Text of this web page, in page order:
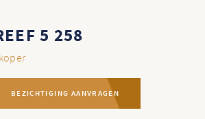
5 258
BEZICHTIGING AANVRAGEN